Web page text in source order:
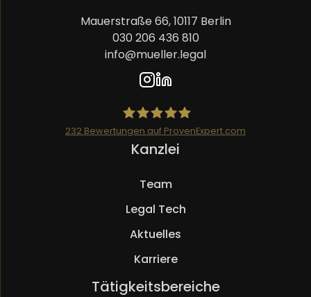
Mauerstraße 66, 10117 Berlin
030 206 436 810
info@mueller.legal
Mueller.legal
232 Bewertungen auf ProvenExpert.com
Kanzlei
Team
Legal Tech
Aktuelles
Karriere
Tätigkeitsbereiche